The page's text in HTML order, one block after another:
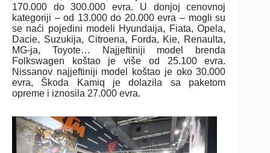
170.000 do 300.000 evra. U donjoj cenovnoj
kategoriji – od 13.000 do 20.000 evra – mogli su
se naći pojedini modeli Hyundaija, Fiata, Opela,
Dacie, Suzukija, Citroena, Forda, Kie, Renaulta,
MG-ja, Toyote… Najjeftiniji model brenda
Folkswagen koštao je više od 25.100 evra.
Nissanov najjeftiniji model koštao je oko 30.000
evra, Škoda Kamiq je dolazila sa paketom
opreme i iznosila 27.000 evra.